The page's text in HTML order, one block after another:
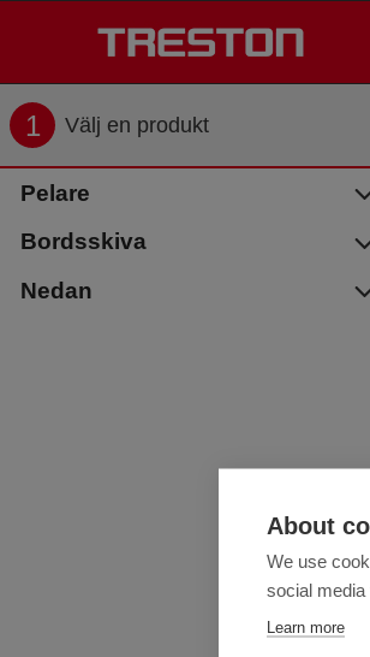
1 Välj en produkt
Pelare
Bordsskiva
Nedan
About
We use
social media
Learn more